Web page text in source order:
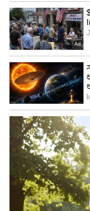
ರವೀಂದ್ರನ್‌ ಮತ್ತು
ಬೈಜೂಸ್‌ ಲರ್ನಿಂಗ್‌
ಮಕ್ಕಳಿಗೆ ಗಣಿತ
2018ರ ವೇಳೆಗೆ
ವ್ಯಾಪಿಸಿತ್ತು. ಈ
ಮುಚ್ಚಿದಾಗ
ನಂ.1 ಎಜುಕೇಷನ್‌
ಅದರ
ವಿದ್ಯಾರ್ಥಿಗಳ
ಹೀಗಾಗಿ ಸಂಸ್ಥೆ